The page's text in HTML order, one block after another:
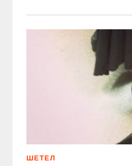
ШЕТЕЛ